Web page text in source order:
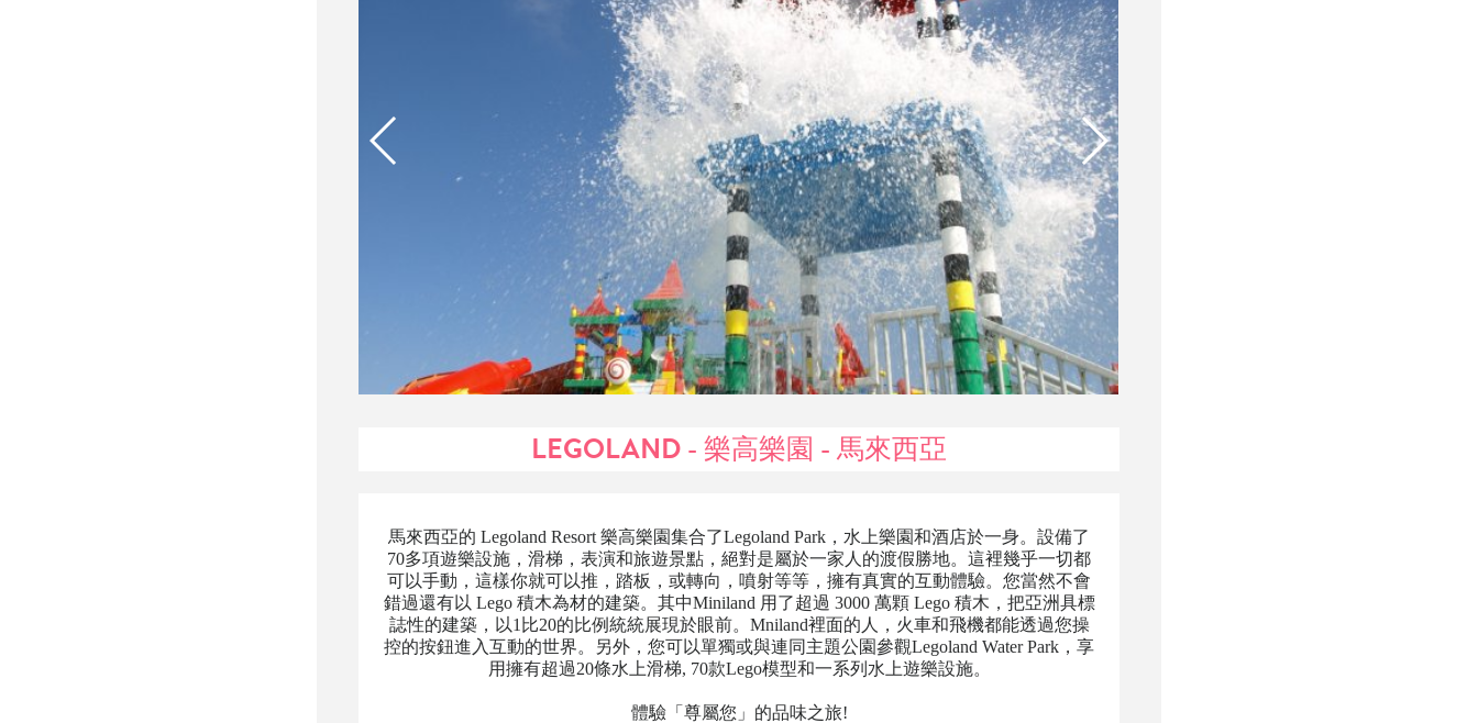
LEGOLAND - 樂高樂園 - 馬來西亞
馬來西亞的 Legoland Resort 樂高樂園集合了Legoland Park，水上樂園和酒店於一身。設備了
70多項遊樂設施，滑梯，表演和旅遊景點，絕對是屬於一家人的渡假勝地。這裡幾乎一切都
可以手動，這樣你就可以推，踏板，或轉向，噴射等等，擁有真實的互動體驗。您當然不會
錯過還有以 Lego 積木為材的建築。其中Miniland 用了超過 3000 萬顆 Lego 積木，把亞洲具標
誌性的建築，以1比20的比例統統展現於眼前。Mniland裡面的人，火車和飛機都能透過您操
控的按鈕進入互動的世界。另外，您可以單獨或與連同主題公園參觀Legoland Water Park，享
用擁有超過20條水上滑梯, 70款Lego模型和一系列水上遊樂設施。
體驗「尊屬您」的品味之旅!